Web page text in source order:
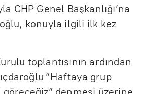
CHP Genel Başkanlığı’na
konuyla ilgili ilk kez
toplantısının ardından
“Haftaya grup